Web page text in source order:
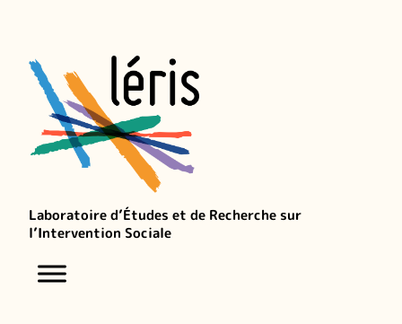
Laboratoire d’Études et de Recherche sur
l’Intervention Sociale